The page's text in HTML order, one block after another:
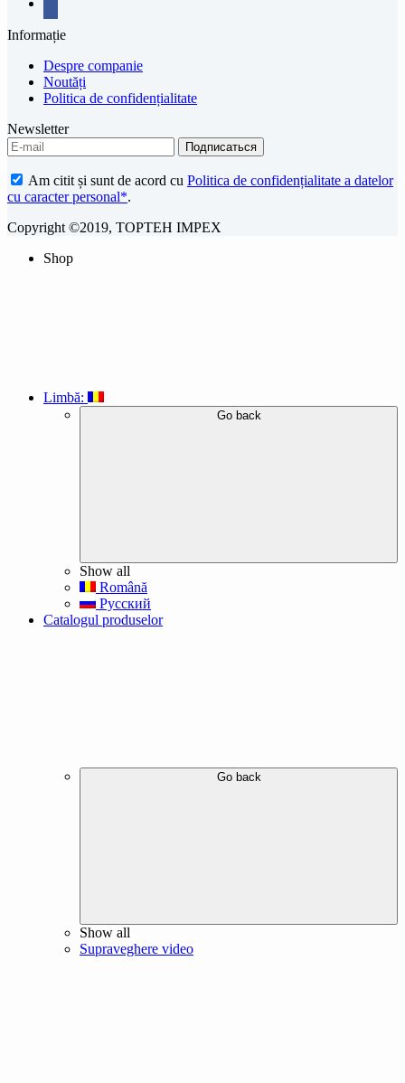
Informație
Despre companie
Noutăți
Politica de confidențialitate
Newsletter
Am citit și sunt de acord cu Politica de confidențialitate a datelor
cu caracter personal*.
Copyright ©2019, TOPTEH IMPEX
Shop
Limbă:
Go back
Show all
Română
Русский
Catalogul produselor
Go back
Show all
Supraveghere video